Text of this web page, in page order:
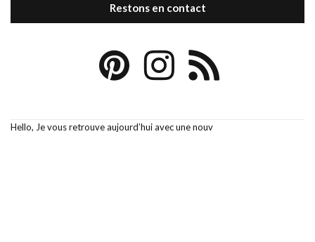
Restons en contact
Hello, Je vous retrouve aujourd’hui avec une nouv